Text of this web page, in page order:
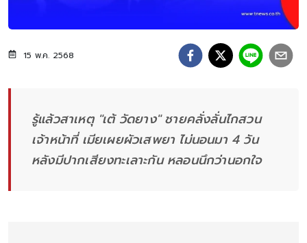
15 พ.ค. 2568
รู้แล้วสาเหตุ "เต้ วัดยาง" ชายคลั่งลั่นไกสวน
เจ้าหน้าที่ เมียเผยผัวเสพยา ไม่นอนมา 4 วัน
หลังมีปากเสียงทะเลาะกัน หลอนนึกว่านอกใจ